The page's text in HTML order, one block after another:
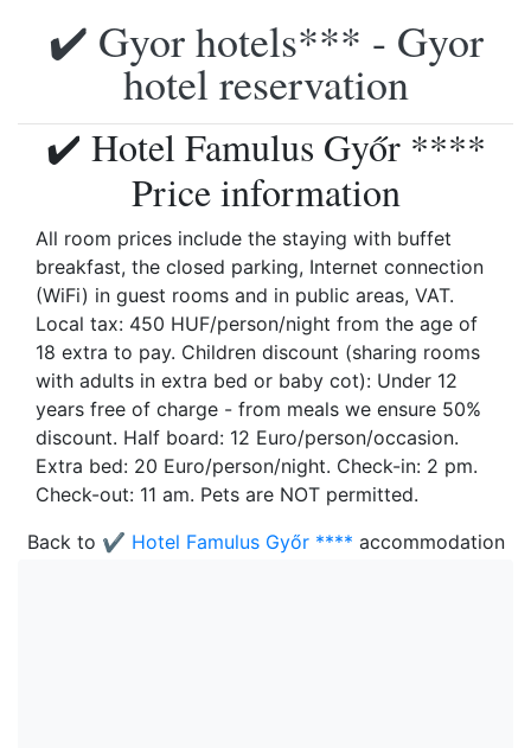
✔️ Gyor hotels*** - Gyor
hotel reservation
✔️ Hotel Famulus Győr ****
Price information
All room prices include the staying with buffet
breakfast, the closed parking, Internet connection
(WiFi) in guest rooms and in public areas, VAT.
Local tax: 450 HUF/person/night from the age of
18 extra to pay. Children discount (sharing rooms
with adults in extra bed or baby cot): Under 12
years free of charge - from meals we ensure 50%
discount. Half board: 12 Euro/person/occasion.
Extra bed: 20 Euro/person/night. Check-in: 2 pm.
Check-out: 11 am. Pets are NOT permitted.
Back to ✔️ Hotel Famulus Győr **** accommodation